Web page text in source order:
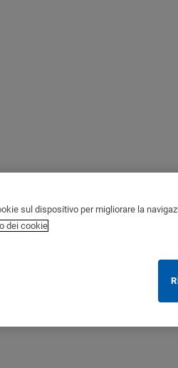
sul dispositivo per migliorare la
dei cookie